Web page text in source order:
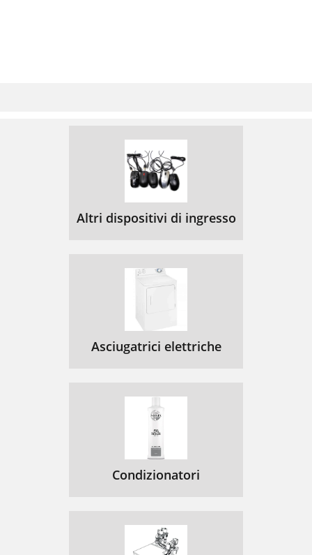
Altri dispositivi di ingresso
Asciugatrici elettriche
Condizionatori